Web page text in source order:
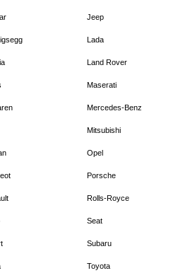
Jeep
Lada
Land Rover
Maserati
Mercedes-Benz
Mitsubishi
Opel
Porsche
Rolls-Royce
Seat
Subaru
Toyota